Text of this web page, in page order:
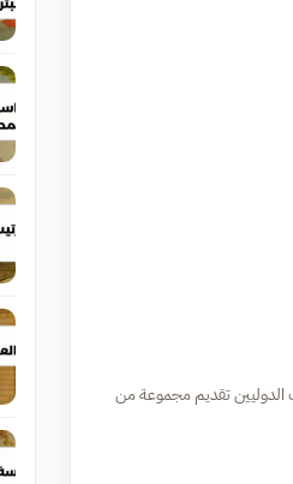
الدوليين تقديم مجموعة من